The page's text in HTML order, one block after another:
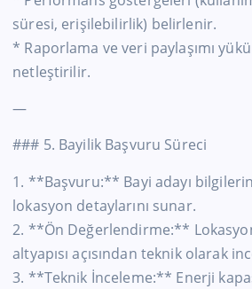
süresi, erişilebilirlik) belirlenir.
* Raporlama ve veri paylaşımı
netleştirilir.
—
### 5. Bayilik Başvuru Süreci
1. **Başvuru:** Bayi adayı
lokasyon detaylarını sunar.
2. **Ön Değerlendirme:**
altyapısı açısından teknik olarak
3. **Teknik İnceleme:** Enerji